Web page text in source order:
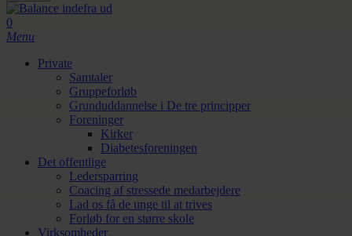
Close
Search
search
0
Menu
Private
Samtaler
Gruppeforløb
Grunduddannelse i De tre principper
Foreninger
Kirker
Diabetesforeningen
Det offentlige
Ledersparring
Coacing af stressede medarbejdere
Lad os få de unge til at trives
Forløb for en større skole
Virksomheder